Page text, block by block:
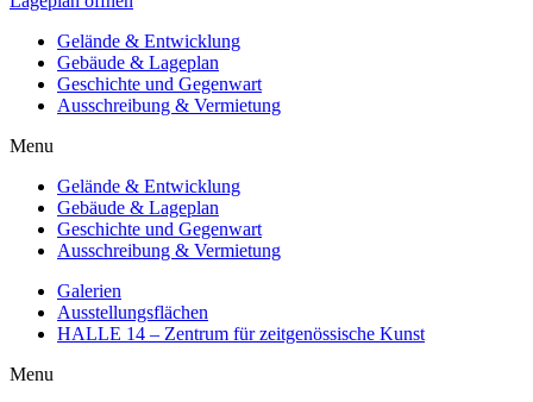
Gelände & Entwicklung
Gebäude & Lageplan
Geschichte und Gegenwart
Ausschreibung & Vermietung
Menu
Gelände & Entwicklung
Gebäude & Lageplan
Geschichte und Gegenwart
Ausschreibung & Vermietung
Galerien
Ausstellungsflächen
HALLE 14 – Zentrum für zeitgenössische Kunst
Menu